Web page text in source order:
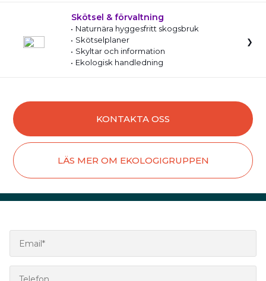
Skötsel & förvaltning
Naturnära hyggesfritt skogsbruk
Skötselplaner
Skyltar och information
Ekologisk handledning
KONTAKTA OSS
LÄS MER OM EKOLOGIGRUPPEN